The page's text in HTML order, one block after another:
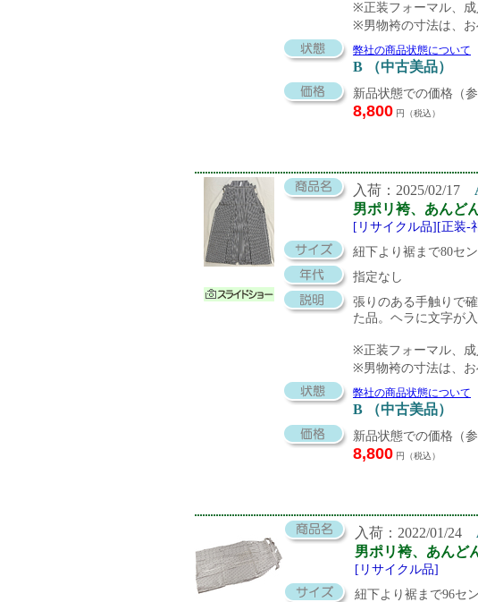
※正装フォーマル、成
※男物袴の寸法は、お
弊社の商品状態について
B （中古美品）
新品状態での価格（
8,800 円（税込）
入荷：2025/02/17
男ポリ袴、あんど
[リサイクル品][正装-
紐下より裾まで80セ
指定なし
張りのある手触りで
た品。ヘラに文字が入
※正装フォーマル、成
※男物袴の寸法は、お
弊社の商品状態について
B （中古美品）
新品状態での価格（
8,800 円（税込）
入荷：2022/01/24
男ポリ袴、あんど
[リサイクル品]
紐下より裾まで96セ